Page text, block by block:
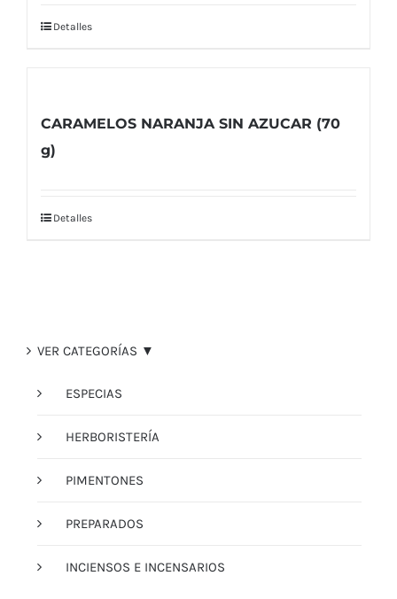
Detalles
CARAMELOS NARANJA SIN AZUCAR (70
g)
Detalles
VER CATEGORÍAS ▼
ESPECIAS
HERBORISTERÍA
PIMENTONES
PREPARADOS
INCIENSOS E INCENSARIOS